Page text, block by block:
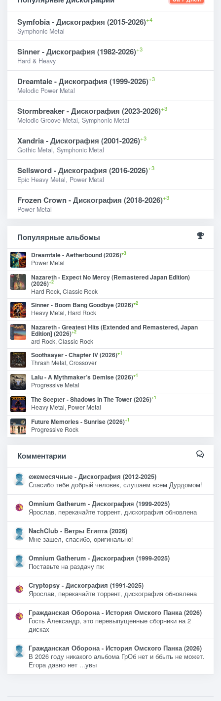
Symfobia - Дискография (2015-2026)+4
Symphonic Metal
Sinner - Дискография (1982-2026)+3
Hard & Heavy
Dreamtale - Дискография (1999-2026)+3
Melodic Power Metal
Stormbreaker - Дискография (2023-2026)+3
Melodic Groove Metal, Symphonic Metal
Xandria - Дискография (2001-2026)+3
Gothic Metal, Symphonic Metal
Sellsword - Дискография (2016-2026)+3
Epic Heavy Metal, Power Metal
Frozen Crown - Дискография (2018-2026)+3
Power Metal
Популярные альбомы
Dreamtale - Aetherbound (2026)+3
Power Metal
Nazareth - Expect No Mercy (Remastered Japan Edition)
(2026)+2
Hard Rock, Classic Rock
Sinner - Boom Bang Goodbye (2026)+2
Heavy Metal, Hard Rock
Nazareth - Greatest Hits (Extended and Remastered, Japan
Edition] (2026)+2
ard Rock, Classic Rock
Soothsayer - Chapter IV (2026)+1
Thrash Metal, Crossover
Lalu - A Mythmaker’s Demise (2026)+1
Progressive Metal
The Scepter - Shadows In The Tower (2026)+1
Heavy Metal, Power Metal
Future Memories - Sunrise (2026)+1
Progressive Rock
Комментарии
ежемесячные - Дискография (2012-2025)
Спасибо тебе добрый человек, слушаем всем Дурдомом!
Omnium Gatherum - Дискография (1999-2025)
Ярослав, перекачайте торрент, дискография обновлена
NachClub - Ветры Египта (2026)
Мне зашел, спасибо, оригинально!
Omnium Gatherum - Дискография (1999-2025)
Поставьте на раздачу пж
Cryptopsy - Дискография (1991-2025)
Ярослав, перекачайте торрент, дискография обновлена
Гражданская Оборона - История Омского Панка (2026)
Гость Александр, это перевыпущенные сборники на 2
дисках
Гражданская Оборона - История Омского Панка (2026)
В 2026 году никакого альбома ГрОб нет и ббыть не может.
Егора давно нет ...увы